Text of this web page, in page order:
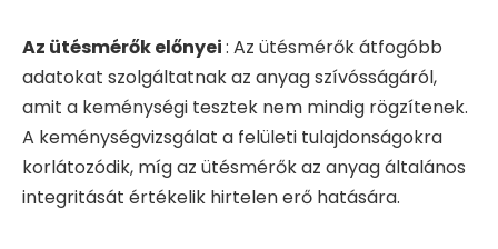
Az ütésmérők előnyei: Az ütésmérők átfogóbb
adatokat szolgáltatnak az anyag szívósságáról,
amit a keménységi tesztek nem mindig rögzítenek.
A keménységvizsgálat a felületi tulajdonságokra
korlátozódik, míg az ütésmérők az anyag általános
integritását értékelik hirtelen erő hatására.